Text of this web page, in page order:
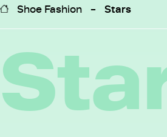
Shoe Fashion Stars